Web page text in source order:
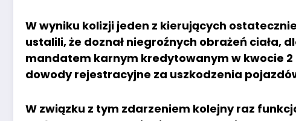
W wyniku kolizji jeden z kierujących
ustalili, że doznał niegroźnych obrażeń ciała,
mandatem karnym kredytowanym w kwocie
dowody rejestracyjne za uszkodzenia
W związku z tym zdarzeniem kolejny raz